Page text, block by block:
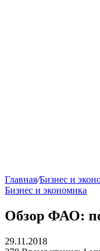
Главная/Бизнес и
Бизнес и экономика
Обзор ФАО:
29.11.2018